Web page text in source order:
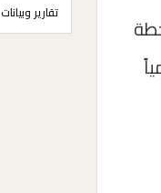
تقارير وبيانات